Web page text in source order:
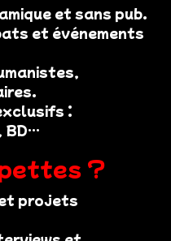
et sans pub.
et événements
:
BD…
?
projets